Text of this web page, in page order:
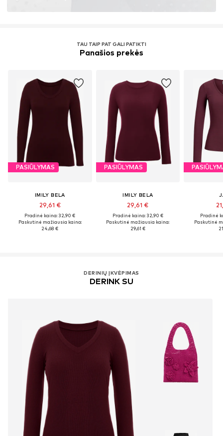
TAU TAIP PAT GALI PATIKTI
Panašios prekės
PASIŪLYMAS
IMILY BELA
29,61 €
Pradinė kaina: 32,90 €
Paskutinė mažiausia kaina:
24,68 €
PASIŪLYMAS
IMILY BELA
29,61 €
Pradinė kaina: 32,90 €
Paskutinė mažiausia kaina:
29,61 €
Pradinė
Paskutinė
DERINIŲ ĮKVĖPIMAS
DERINK SU